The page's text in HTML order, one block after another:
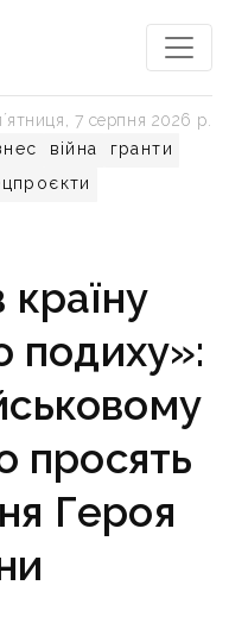
війна
гранти
7 серпня 2026 р.
подиху»:
просять
Героя